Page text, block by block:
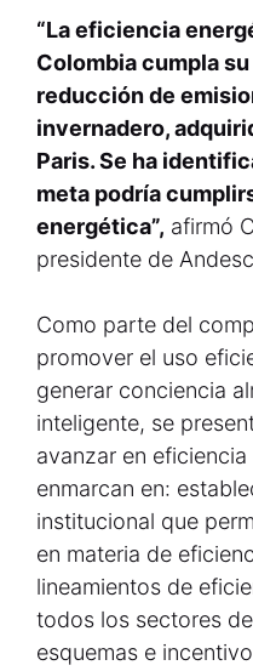
“La eficiencia
Colombia cumpla
reducción de
invernadero,
Paris. Se ha
meta podría
energética”, afirmó
presidente de
Como parte del
promover el uso
generar conciencia
inteligente, se
avanzar en
enmarcan en:
institucional que
en materia de
lineamientos de
todos los sectores
esquemas e